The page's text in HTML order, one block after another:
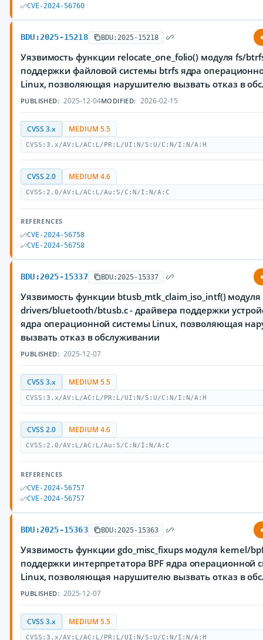
CVE-2024-56760
BDU:2025-15218 BDU:2025-15218
Уязвимость функции relocate_one_folio() модуля fs/
поддержки файловой системы btrfs ядра
Linux, позволяющая нарушителю вызвать отказ в
PUBLISHED: 2025-12-04MODIFIED: 2026-02-15
CVSS 3.x MEDIUM 5.5
CVSS:3.x/AV:L/AC:L/PR:L/UI:N/S:U/C:N/I:N/A:H
CVSS 2.0 MEDIUM 4.6
CVSS:2.0/AV:L/AC:L/Au:S/C:N/I:N/A:C
REFERENCES
CVE-2024-56758
CVE-2024-56758
BDU:2025-15337 BDU:2025-15337
Уязвимость функции btusb_mtk_claim_iso_intf() модуля
drivers/bluetooth/btusb.c - драйвера поддержки
ядра операционной системы Linux, позволяющая
вызвать отказ в обслуживании
PUBLISHED: 2025-12-07
CVSS 3.x MEDIUM 5.5
CVSS:3.x/AV:L/AC:L/PR:L/UI:N/S:U/C:N/I:N/A:H
CVSS 2.0 MEDIUM 4.6
CVSS:2.0/AV:L/AC:L/Au:S/C:N/I:N/A:C
REFERENCES
CVE-2024-56757
CVE-2024-56757
BDU:2025-15363 BDU:2025-15363
Уязвимость функции gdo_misc_fixups модуля kernel/
поддержки интерпретатора BPF ядра операционной
Linux, позволяющая нарушителю вызвать отказ в
PUBLISHED: 2025-12-07
CVSS 3.x MEDIUM 5.5
CVSS:3.x/AV:L/AC:L/PR:L/UI:N/S:U/C:N/I:N/A:H